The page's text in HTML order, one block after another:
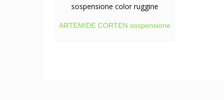
ARTEMIDE CORTEN sospensione